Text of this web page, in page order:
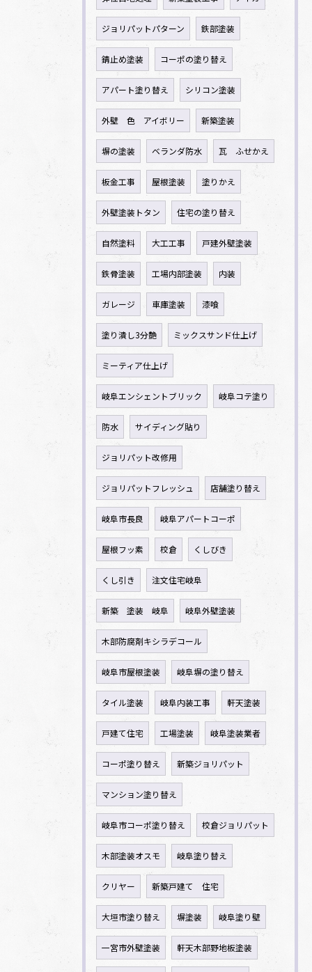
ジョリパットパターン 鉄部塗装
錆止め塗装 コーポの塗り替え
アパート塗り替え シリコン塗装
外壁 色 アイボリー 新築塗装
塀の塗装 ベランダ防水 瓦 ふせかえ
板金工事 屋根塗装 塗りかえ
外壁塗装トタン 住宅の塗り替え
自然塗料 大工工事 戸建外壁塗装
鉄骨塗装 工場内部塗装 内装
ガレージ 車庫塗装 漆喰
塗り潰し3分艶 ミックスサンド仕上げ
ミーティア仕上げ
岐阜エンシェントブリック 岐阜コテ塗り
防水 サイディング貼り
ジョリパット改修用
ジョリパットフレッシュ 店舗塗り替え
岐阜市長良 岐阜アパートコーポ
屋根フッ素 校倉 くしびき
くし引き 注文住宅岐阜
新築 塗装 岐阜 岐阜外壁塗装
木部防腐剤キシラデコール
岐阜市屋根塗装 岐阜塀の塗り替え
タイル塗装 岐阜内装工事 軒天塗装
戸建て住宅 工場塗装 岐阜塗装業者
コーポ塗り替え 新築ジョリパット
マンション塗り替え
岐阜市コーポ塗り替え 校倉ジョリパット
木部塗装オスモ 岐阜塗り替え
クリヤー 新築戸建て 住宅
大垣市塗り替え 塀塗装 岐阜塗り壁
一宮市外壁塗装 軒天木部野地板塗装